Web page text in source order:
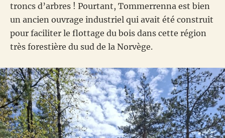
troncs d’arbres ! Pourtant, Tommerrenna est bien
un ancien ouvrage industriel qui avait été construit
pour faciliter le flottage du bois dans cette région
très forestière du sud de la Norvège.